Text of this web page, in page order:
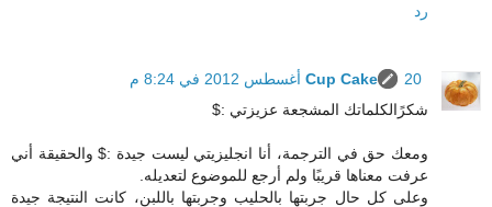
رد
Cup Cake
20 أغسطس 2012 في 8:24 م
شكرًالكلماتك المشجعة عزيزتي :$
ومعك حق في الترجمة، أنا انجليزيتي ليست جيدة :$ والحقيقة أني
عرفت معناها قريبًا ولم أرجع للموضوع لتعديله.
وعلى كل حال جربتها بالحليب وجربتها باللبن، كانت النتيجة جيدة